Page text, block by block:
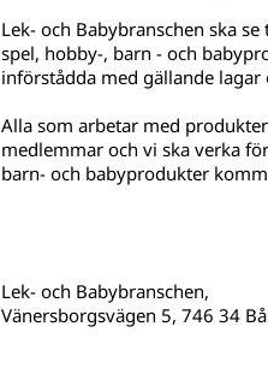
Lek- och Babybranschen ska
spel, hobby-, barn - och
införstådda med gällande
Alla som arbetar med
medlemmar och vi ska verka
barn- och babyprodukter
Lek- och Babybranschen,
Vänersborgsvägen 5, 746 34